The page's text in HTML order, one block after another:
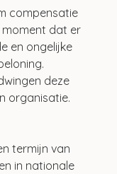
compensatie
moment dat er
en ongelijke
deze
organisatie.
termijn van
in nationale